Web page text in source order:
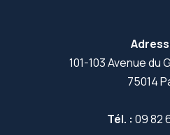
101-103 Avenue du
75014
Tél. : 09 82